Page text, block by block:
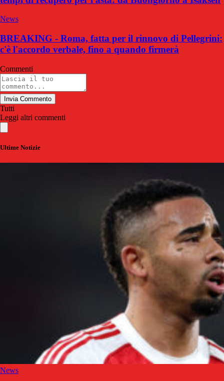
News
BREAKING - Roma, fatta per il rinnovo di Pellegrini:
c'è l'accordo verbale, fino a quando firmerà
Commenti
Invia Commento
Tutti
Leggi altri commenti
Ultime Notizie
News